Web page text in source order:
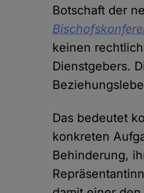
Botschaft der
keinen
Dienstgebers.
Das bedeutet
konkreten
Behinderung,